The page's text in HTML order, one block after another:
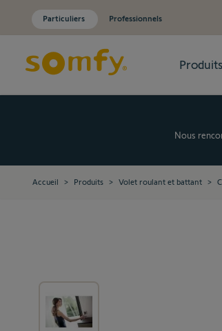
Particuliers Professionnels
Produits
Nous
Accueil > Produits > Volet roulant et battant >
View larger image